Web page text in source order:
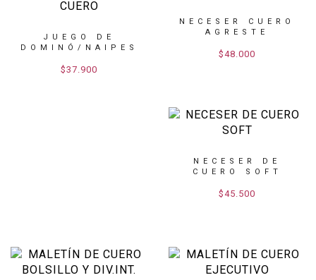
JUEGO DE
DOMINÓ/NAIPES
$37.900
NECESER CUERO
AGRESTE
$48.000
NECESER DE
CUERO SOFT
$45.500